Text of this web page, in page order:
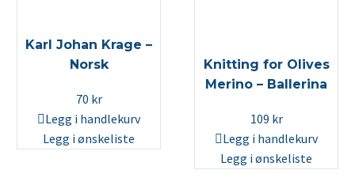
Karl Johan Krage –
Norsk
70 kr
Legg i handlekurv
Legg i ønskeliste
Knitting for Olives
Merino – Ballerina
109 kr
Legg i handlekurv
Legg i ønskeliste